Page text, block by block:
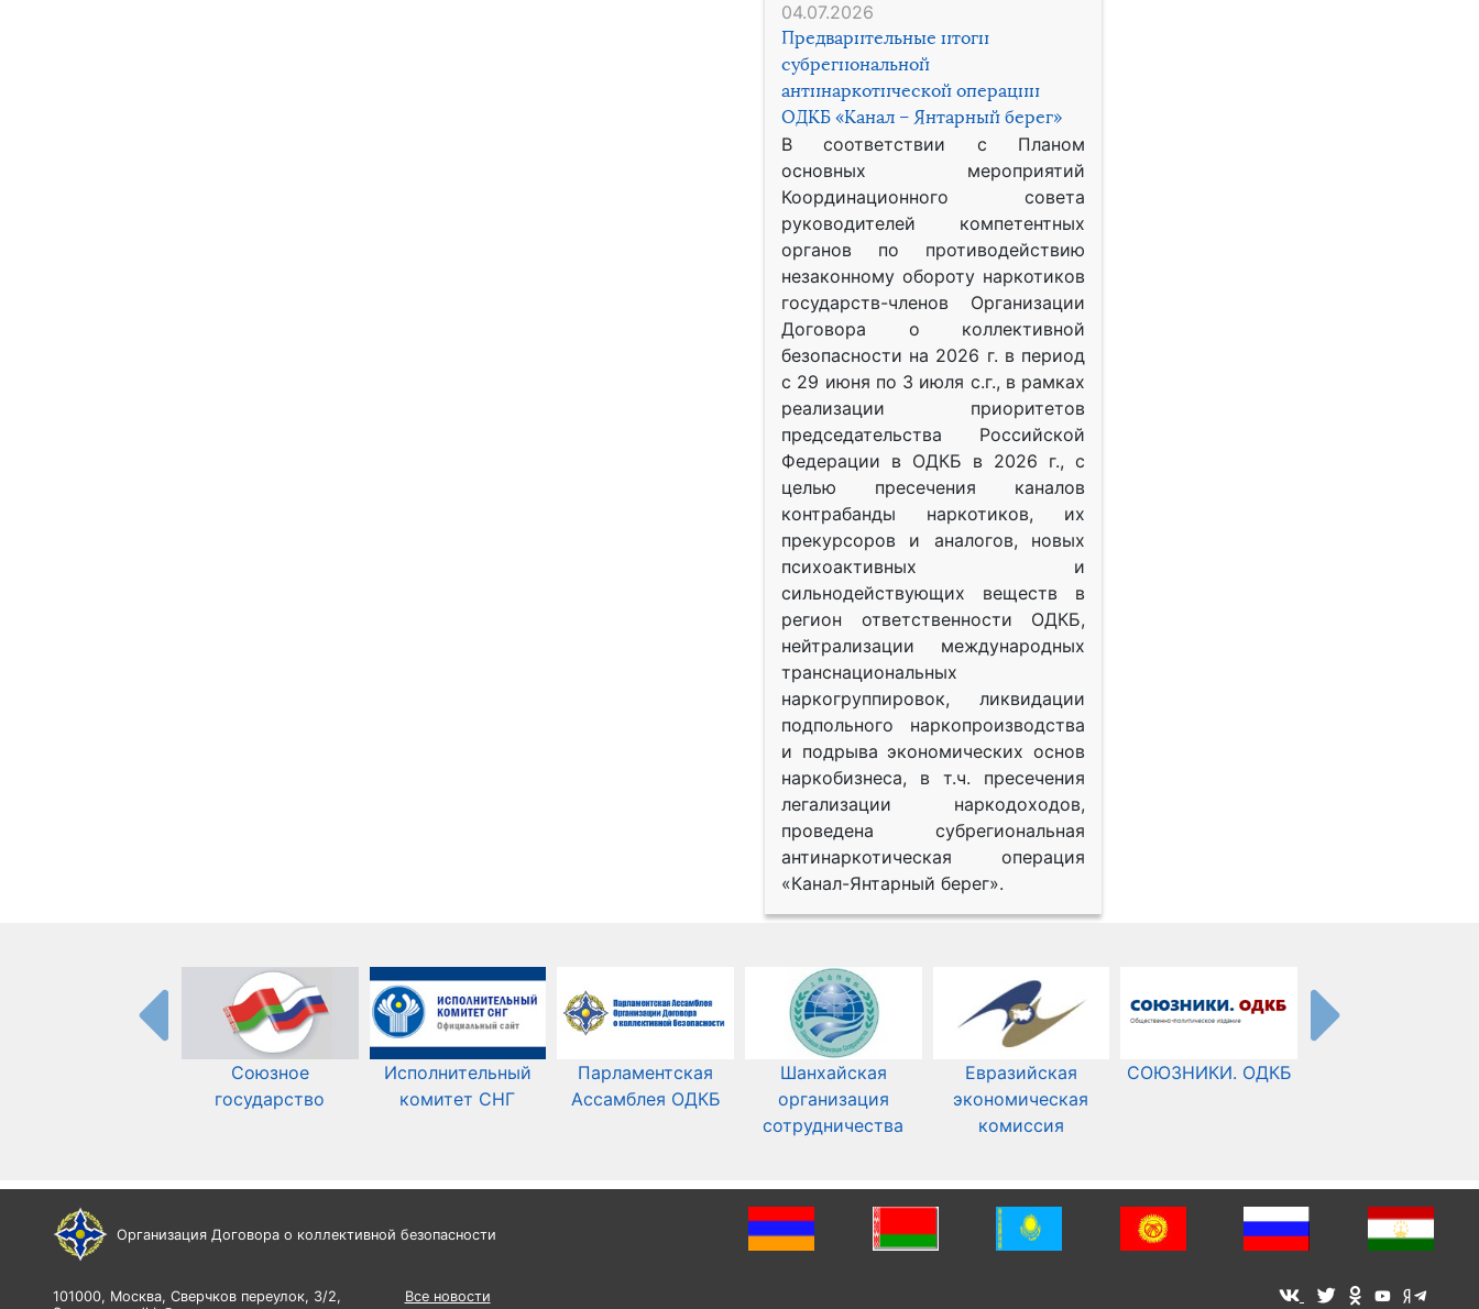
04.07.2026
Предварительные итоги
субрегиональной
антинаркотической операции
ОДКБ «Канал – Янтарный берег»
В соответствии с Планом
основных мероприятий
Координационного совета
руководителей компетентных
органов по противодействию
незаконному обороту наркотиков
государств-членов Организации
Договора о коллективной
безопасности на 2026 г. в период
с 29 июня по 3 июля с.г., в рамках
реализации приоритетов
председательства Российской
Федерации в ОДКБ в 2026 г., с
целью пресечения каналов
контрабанды наркотиков, их
прекурсоров и аналогов, новых
психоактивных и
сильнодействующих веществ в
регион ответственности ОДКБ,
нейтрализации международных
транснациональных
наркогруппировок, ликвидации
подпольного наркопроизводства
и подрыва экономических основ
наркобизнеса, в т.ч. пресечения
легализации наркодоходов,
проведена субрегиональная
антинаркотическая операция
«Канал-Янтарный берег».
Союзное
государство
Исполнительный
комитет СНГ
Парламентская
Ассамблея ОДКБ
Шанхайская
организация
сотрудничества
Евразийская
экономическая
комиссия
СОЮЗНИКИ. ОДКБ
Организация Договора о коллективной безопасности
101000, Москва, Сверчков переулок, 3/2,
Все новости